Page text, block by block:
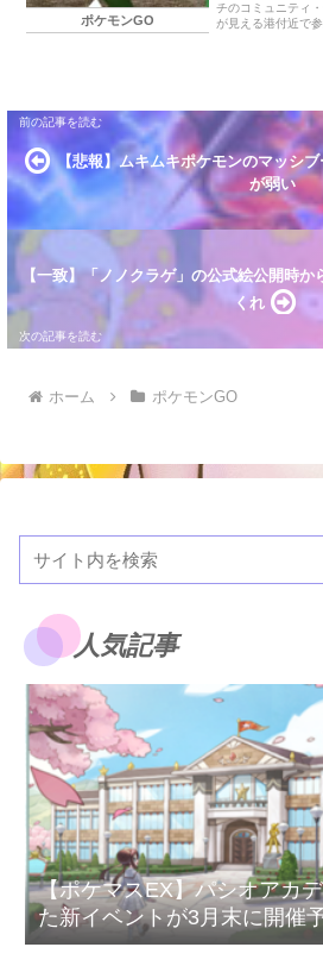
ポケモンGO
チのコミュニティ
が見える港付近で
まり無いかもしれ
ていたダイマック
参加してきました
されないバグがあ
功！ エンテイの
【悲報】ムキムキポケモンのマッシ
が弱い
【一致】「ノノクラゲ」の公式絵公開時
くれ
ホーム ポケモンGO
人気記事
【ポケマスEX】パシオアカ
た新イベントが3月末に開催